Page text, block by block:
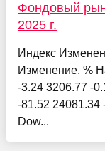
Фондовый
2025 г.
Индекс
Изменение, %
-3.24 3206.77 -
-81.52 24081.34
Dow...